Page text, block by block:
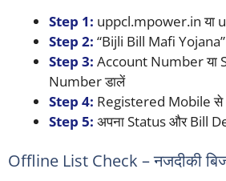
Step 1: uppcl.mpower.in या
Step 2: “Bijli Bill Mafi
Step 3: Account Number या
Number डालें
Step 4: Registered Mobile से
Step 5: अपना Status और Bill
Offline List Check – नजदीकी